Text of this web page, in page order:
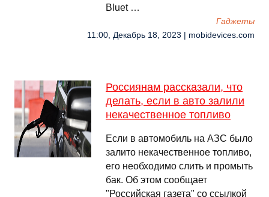
Bluet …
Гаджеты
11:00, Декабрь 18, 2023 | mobidevices.com
Россиянам рассказали, что
делать, если в авто залили
некачественное топливо
Если в автомобиль на АЗС было
залито некачественное топливо,
его необходимо слить и промыть
бак. Об этом сообщает
"Российская газета" со ссылкой